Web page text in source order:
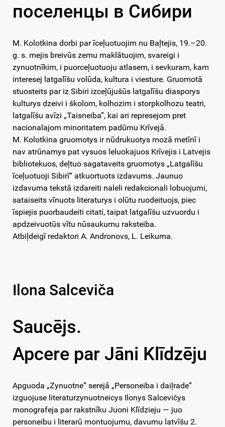
поселенцы в Сибири
M. Kolotkina dorbi par īceļuotuojim nu Baļtejis, 19.–20.
g. s. mejis breivūs zemu maklātuojim, svareigi i
zynuotnīkim, i puorceļuotuoju atlasem, i sevkuram, kam
interesej latgalīšu volūda, kultura i viesture. Gruomotā
stuosteits par iz Sibiri izceļūjušūs latgalīšu diasporys
kulturys dzeivi i školom, kolhozim i storpkolhozu teatri,
latgalīšu avīzi „Taisneiba”, kai ari represejom pret
nacionalajom minoritatem padūmu Krīvejā.
M. Kolotkina gruomotys ir nūdrukuotys mozā metīnī i
nav atrūnamys pat vysuos leluokajuos Krīvejis i Latvejis
bibliotekuos, deļtuo sagataveits gruomotys „Latgalīšu
īceļuotuoji Sibirī“ atkuortuots izdavums. Jaunuo
izdavuma tekstā izdareiti naleli redakcionali lobuojumi,
sataiseits vīnuots literaturys i olūtu ruodeituojs, piec
īspiejis puorbaudeiti citati, taipat latgalīšu uzvuordu i
apdzeivuotūs vītu nūsaukumu raksteiba.
Atbiļdeigī redaktori A. Andronovs, L. Leikuma.
Ilona Salceviča
Saucējs.
Apcere par Jāni Klīdzēju
Apguoda „Zynuotne” serejā „Personeiba i daiļrade”
izguojuse literaturzynuotneicys Ilonys Salcevičys
monografeja par rakstnīku Juoni Klīdzieju — juo
personeibu i literarū montuojumu, davumu latvīšu 2.